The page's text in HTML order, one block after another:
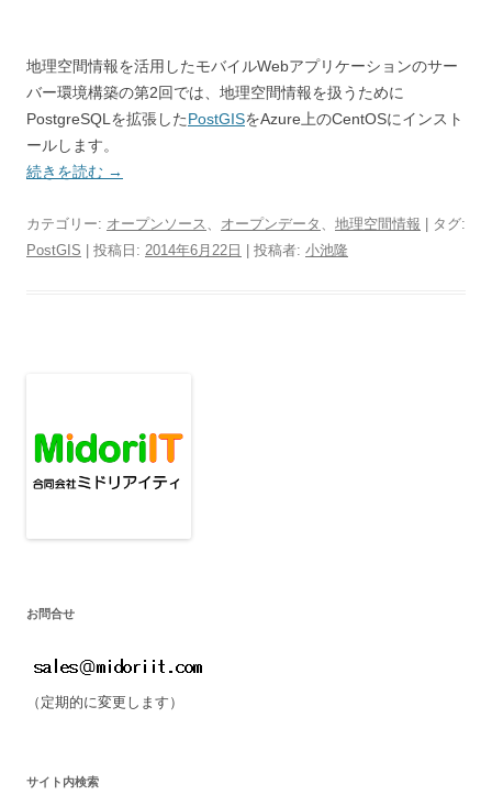
地理空間情報を活用したモバイルWebアプリケーションのサー
バー環境構築の第2回では、地理空間情報を扱うために
PostgreSQLを拡張したPostGISをAzure上のCentOSにインスト
ールします。
続きを読む →
カテゴリー: オープンソース 、 オープンデータ 、 地理空間情報 | タグ:
PostGIS | 投稿日: 2014年6月22日 投稿者: 小池隆
お問合せ
（定期的に変更します）
サイト内検索